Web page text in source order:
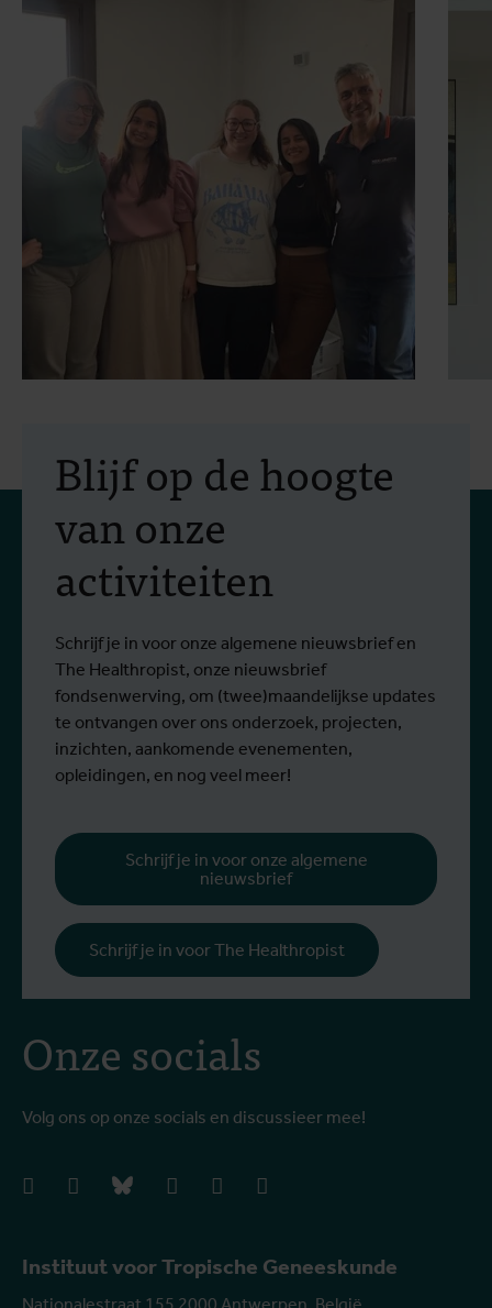
Erasmus+-mobiliteit:
praktijkopleiding in
vectorbestrijding en
screening op het West-
Van 6 tot 17 juli 2026 namen Stien
ITG-wetenschappers van de Dienst
Entomologie, deel aan een opleiding bij
Ecodevelopment in Griekenland, met de
steun van een Erasmus+-mobiliteitsbeurs
voor personeel.
Instituut voor Tropische Geneeskunde
Onze socials
Volg ons op onze socials en discussieer mee!
instagrambluesky
Blijf op de hoogte
van onze
activiteiten
Schrijf je in voor onze algemene nieuwsbrief en
The Healthropist, onze nieuwsbrief
fondsenwerving, om (twee)maandelijkse updates
te ontvangen over ons onderzoek, projecten,
inzichten, aankomende evenementen,
opleidingen, en nog veel meer!
Schrijf je in voor onze algemene
nieuwsbrief
Schrijf je in voor The Healthropist